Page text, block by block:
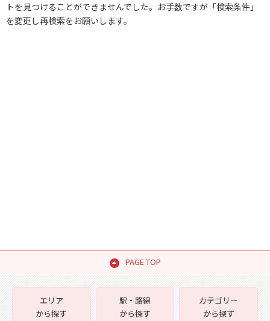
トを見つけることができませんでした。お手数ですが「検索条件」
を変更し再検索をお願いします。
PAGE TOP
エリア
から探す
駅・路線
から探す
カテゴリー
から探す